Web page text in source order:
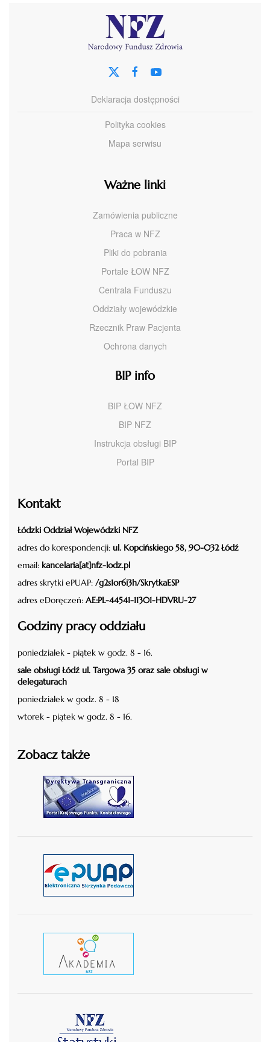
Deklaracja dostępności
Polityka cookies
Mapa serwisu
Ważne linki
Zamówienia publiczne
Praca w NFZ
Pliki do pobrania
Portale ŁOW NFZ
Centrala Funduszu
Oddziały wojewódzkie
Rzecznik Praw Pacjenta
Ochrona danych
BIP info
BIP ŁOW NFZ
BIP NFZ
Instrukcja obsługi BIP
Portal BIP
Kontakt
Łódzki Oddział Wojewódzki NFZ
adres do korespondencji: ul. Kopcińskiego 58, 90-032 Łódź
email: kancelaria[at]nfz-lodz.pl
adres skrytki ePUAP: /g2s1or6i3h/SkrytkaESP
adres eDoręczeń: AE:PL-44541-11301-HDVRU-27
Godziny pracy oddziału
poniedziałek - piątek w godz. 8 - 16.
sale obsługi Łódź ul. Targowa 35 oraz sale obsługi w
delegaturach
poniedziałek w godz. 8 - 18
wtorek - piątek w godz. 8 - 16.
Zobacz także
czytaj więcej
czytaj więcej
czytaj więcej